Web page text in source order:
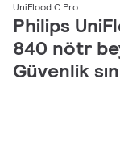
UniFlood C Pro
Philips
840 nötr
Güvenlik